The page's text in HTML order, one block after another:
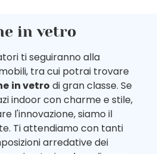
in vetro
ti seguiranno alla
tra cui potrai trovare
in vetro di gran classe. Se
indoor con charme e stile,
l'innovazione, siamo il
Ti attendiamo con tanti
arredative dei